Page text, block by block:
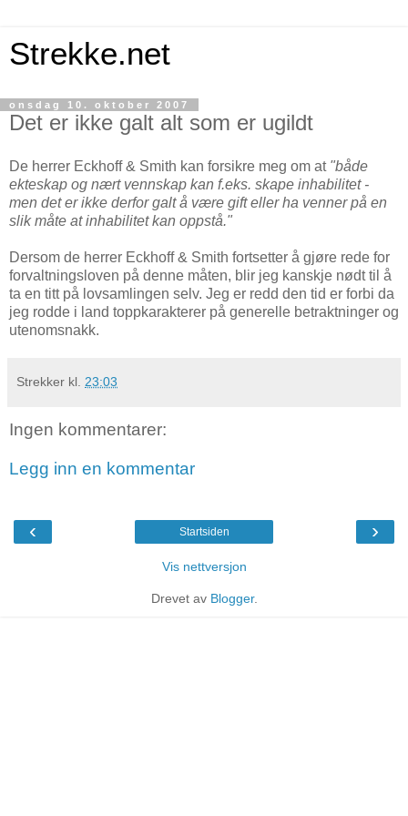
Strekke.net
onsdag 10. oktober 2007
Det er ikke galt alt som er ugildt
De herrer Eckhoff & Smith kan forsikre meg om at "både
ekteskap og nært vennskap kan f.eks. skape inhabilitet -
men det er ikke derfor galt å være gift eller ha venner på en
slik måte at inhabilitet kan oppstå."
Dersom de herrer Eckhoff & Smith fortsetter å gjøre rede for
forvaltningsloven på denne måten, blir jeg kanskje nødt til å
ta en titt på lovsamlingen selv. Jeg er redd den tid er forbi da
jeg rodde i land toppkarakterer på generelle betraktninger og
utenomsnakk.
Strekker kl. 23:03
Ingen kommentarer:
Legg inn en kommentar
‹ ›
Startsiden
Vis nettversjon
Drevet av Blogger.